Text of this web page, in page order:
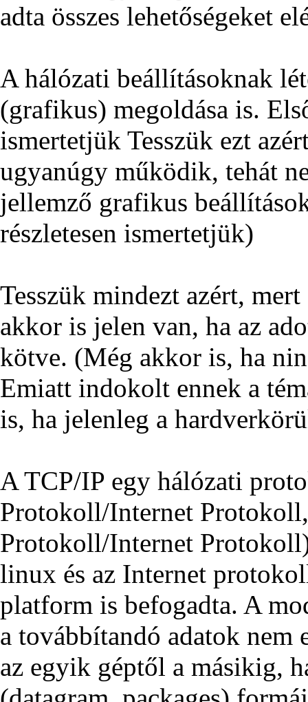
adta összes lehetőségeket
A hálózati beállításoknak
(grafikus) megoldása is.
ismertetjük Tesszük ezt
ugyanúgy működik, tehát
jellemző grafikus
részletesen ismertetjük)
Tesszük mindezt azért,
akkor is jelen van, ha az
kötve. (Még akkor is, ha
Emiatt indokolt ennek a
is, ha jelenleg a
A TCP/IP egy hálózati
Protokoll/Internet
Protokoll/Internet
linux és az Internet
platform is befogadta. A
a továbbítandó adatok
az egyik géptől a másikig,